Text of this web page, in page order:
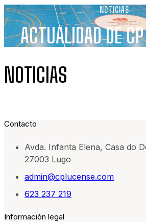
NOTICIAS
ACTUALIDAD DE
NOTICIAS
Contacto
Avda. Infanta Elena, Casa do
27003 Lugo
admin@cplucense.com
623 237 219
Información legal